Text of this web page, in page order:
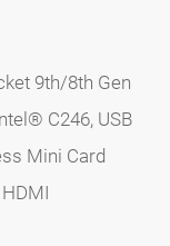
9th/8th Gen
C246, USB
Mini Card